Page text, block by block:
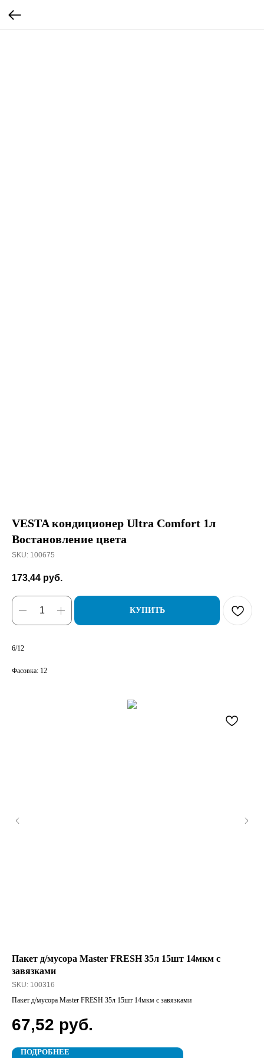
VESTA кондиционер Ultra Comfort 1л
Востановление цвета
SKU: 100675
173,44 руб.
КУПИТЬ
6/12
Фасовка: 12
Пакет д/мусора Master FRESH 35л 15шт 14мкм с
завязками
SKU: 100316
Пакет д/мусора Master FRESH 35л 15шт 14мкм с завязками
67,52 руб.
ПОДРОБНЕЕ